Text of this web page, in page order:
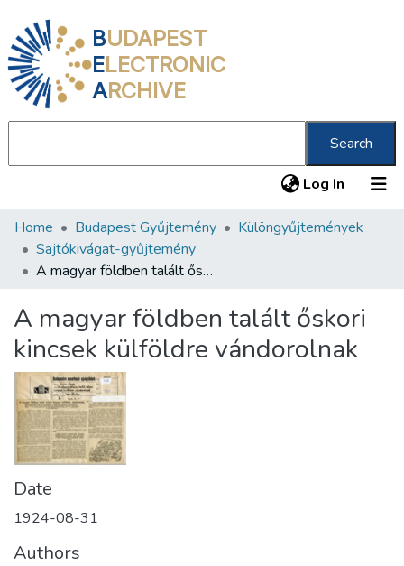
BUDAPEST
ELECTRONIC
ARCHIVE
Search
Log In (current)
Communities & Collections
All of DSpace
About us
Home Budapest Gyűjtemény
Különgyűjtemények
Sajtókivágat-gyűjtemény
A magyar földben talált őskori kincsek külföldre vándorolnak
A magyar földben talált őskori
kincsek külföldre vándorolnak
Date
1924-08-31
Authors